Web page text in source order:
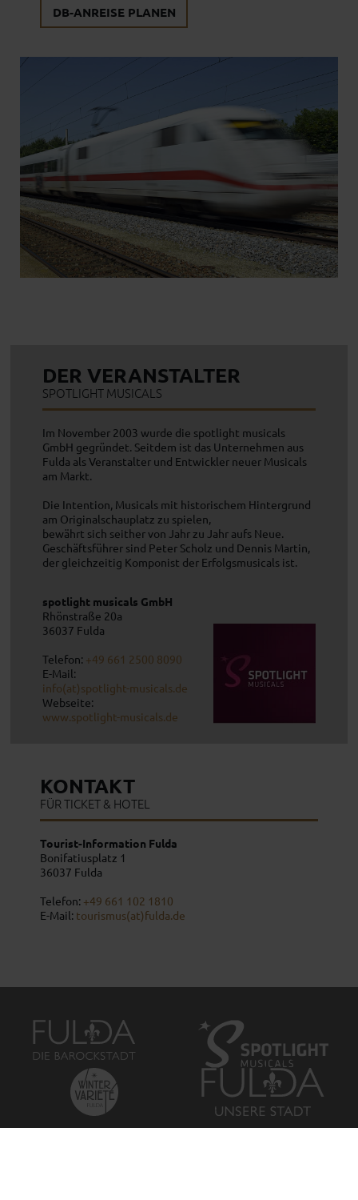
DB-ANREISE PLANEN
DER VERANSTALTER
SPOTLIGHT MUSICALS
Im November 2003 wurde die spotlight musicals
GmbH gegründet. Seitdem ist das Unternehmen aus
Fulda als Veranstalter und Entwickler neuer Musicals
am Markt.
Die Intention, Musicals mit historischem Hintergrund
am Originalschauplatz zu spielen,
bewährt sich seither von Jahr zu Jahr aufs Neue.
Geschäftsführer sind Peter Scholz und Dennis Martin,
der gleichzeitig Komponist der Erfolgsmusicals ist.
spotlight musicals GmbH
Rhönstraße 20a
36037 Fulda
Telefon: +49 661 2500 8090
E-Mail:
info(at)spotlight-musicals.de
Webseite:
www.spotlight-musicals.de
KONTAKT
FÜR TICKET & HOTEL
Tourist-Information Fulda
Bonifatiusplatz 1
36037 Fulda
Telefon: +49 661 102 1810
E-Mail: tourismus(at)fulda.de